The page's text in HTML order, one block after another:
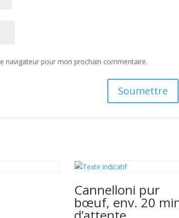
navigateur pour mon prochain commentaire.
Cannelloni pur
bœuf, env. 20